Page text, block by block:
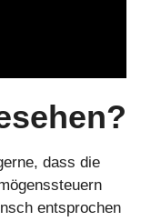
dass die
entsprochen